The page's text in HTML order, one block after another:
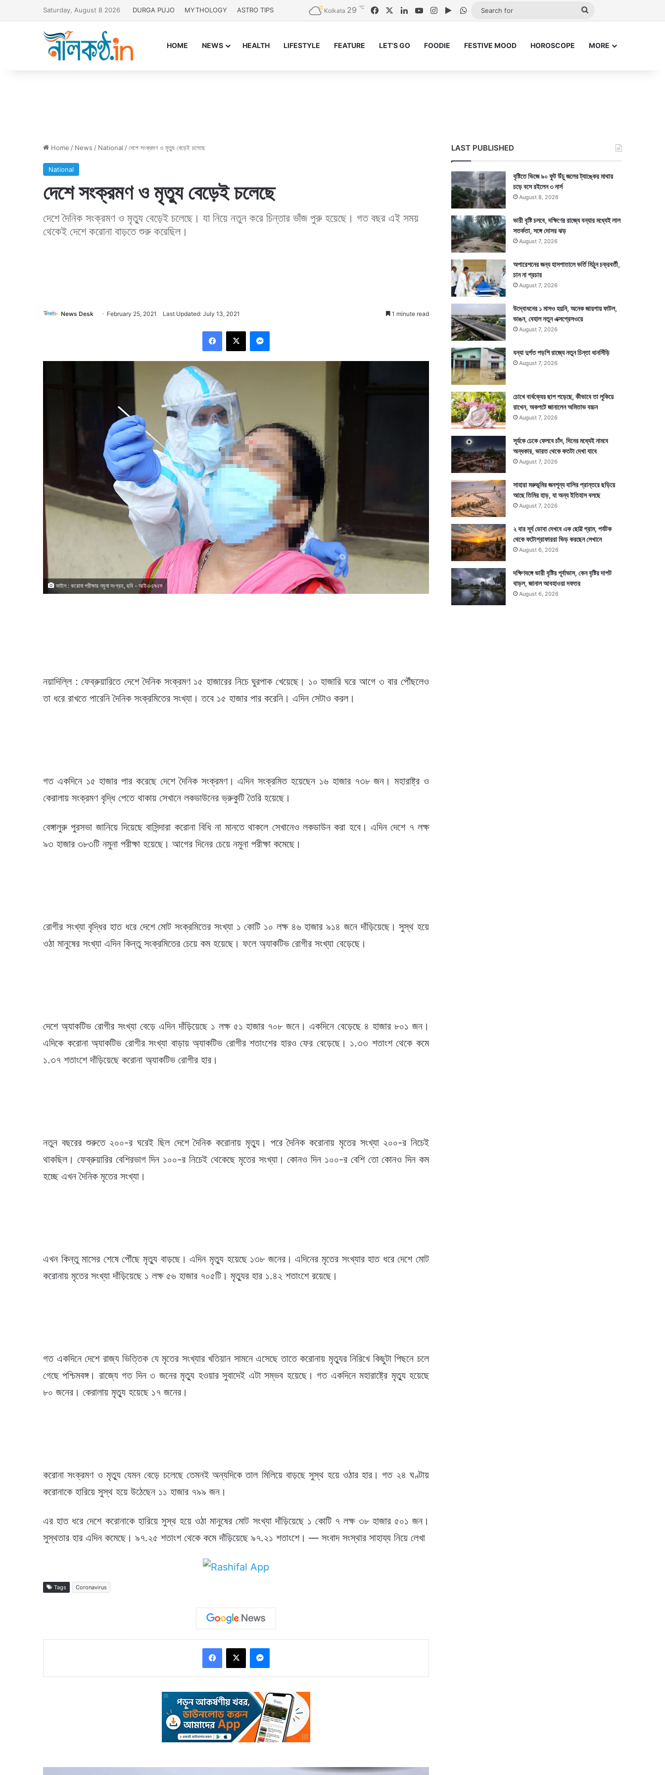
Saturday, August 8 2026 DURGA PUJO MYTHOLOGY ASTRO TIPS Kolkata 29 ℃ FacebookLinkedInYouTubeInstagramGoogle Play
WhatsApp
Search
HOME NEWS HEALTH LIFESTYLE FEATURE LET’S GO FOODIE FESTIVE MOOD HOROSCOPE MORE
Home / News / National /দেশে সংক্রমণ ও মৃত্যু বেড়েই চলেছে
National
দেশে সংক্রমণ ও মৃত্যু বেড়েই চলেছে
দেশে দৈনিক সংক্রমণ ও মৃত্যু বেড়েই চলেছে। যা নিয়ে নতুন করে চিন্তার ভাঁজ পুরু হয়েছে। গত বছর এই সময়
থেকেই দেশে করোনা বাড়তে শুরু করেছিল।
News Desk February 25, 2021 Last Updated: July 13, 2021 1 minute read
ফাইল : করোনা পরীক্ষার নমুনা সংগ্রহ, ছবি - আইএএনএস
নয়াদিল্লি : ফেব্রুয়ারিতে দেশে দৈনিক সংক্রমণ ১৫ হাজারের নিচে ঘুরপাক খেয়েছে। ১০ হাজারি ঘরে আগে ৩ বার পৌঁছলেও
তা ধরে রাখতে পারেনি দৈনিক সংক্রমিতের সংখ্যা। তবে ১৫ হাজার পার করেনি। এদিন সেটাও করল।
গত একদিনে ১৫ হাজার পার করেছে দেশে দৈনিক সংক্রমণ। এদিন সংক্রমিত হয়েছেন ১৬ হাজার ৭৩৮ জন। মহারাষ্ট্র ও
কেরালায় সংক্রমণ বৃদ্ধি পেতে থাকায় সেখানে লকডাউনের ভ্রুকুটি তৈরি হয়েছে।
বেঙ্গালুরু পুরসভা জানিয়ে দিয়েছে বাসিন্দারা করোনা বিধি না মানতে থাকলে সেখানেও লকডাউন করা হবে। এদিন দেশে ৭ লক্ষ
৯৩ হাজার ৩৮৩টি নমুনা পরীক্ষা হয়েছে। আগের দিনের চেয়ে নমুনা পরীক্ষা কমেছে।
রোগীর সংখ্যা বৃদ্ধির হাত ধরে দেশে মোট সংক্রমিতের সংখ্যা ১ কোটি ১০ লক্ষ ৪৬ হাজার ৯১৪ জনে দাঁড়িয়েছে। সুস্থ হয়ে
ওঠা মানুষের সংখ্যা এদিন কিন্তু সংক্রমিতের চেয়ে কম হয়েছে। ফলে অ্যাকটিভ রোগীর সংখ্যা বেড়েছে।
দেশে অ্যাকটিভ রোগীর সংখ্যা বেড়ে এদিন দাঁড়িয়েছে ১ লক্ষ ৫১ হাজার ৭০৮ জনে। একদিনে বেড়েছে ৪ হাজার ৮০১ জন।
এদিকে করোনা অ্যাকটিভ রোগীর সংখ্যা বাড়ায় অ্যাকটিভ রোগীর শতাংশের হারও ফের বেড়েছে। ১.৩৩ শতাংশ থেকে কমে
১.৩৭ শতাংশে দাঁড়িয়েছে করোনা অ্যাকটিভ রোগীর হার।
নতুন বছরের শুরুতে ২০০-র ঘরেই ছিল দেশে দৈনিক করোনায় মৃত্যু। পরে দৈনিক করোনায় মৃতের সংখ্যা ২০০-র নিচেই
থাকছিল। ফেব্রুয়ারির বেশিরভাগ দিন ১০০-র নিচেই থেকেছে মৃতের সংখ্যা। কোনও দিন ১০০-র বেশি তো কোনও দিন কম
হচ্ছে এখন দৈনিক মৃতের সংখ্যা।
এখন কিন্তু মাসের শেষে পৌঁছে মৃত্যু বাড়ছে। এদিন মৃত্যু হয়েছে ১৩৮ জনের। এদিনের মৃতের সংখ্যার হাত ধরে দেশে মোট
করোনায় মৃতের সংখ্যা দাঁড়িয়েছে ১ লক্ষ ৫৬ হাজার ৭০৫টি। মৃত্যুর হার ১.৪২ শতাংশে রয়েছে।
গত একদিনে দেশে রাজ্য ভিত্তিক যে মৃতের সংখ্যার খতিয়ান সামনে এসেছে তাতে করোনায় মৃত্যুর নিরিখে কিছুটা পিছনে চলে
গেছে পশ্চিমবঙ্গ। রাজ্যে গত দিন ৩ জনের মৃত্যু হওয়ার সুবাদেই এটা সম্ভব হয়েছে। গত একদিনে মহারাষ্ট্রে মৃত্যু হয়েছে
৮০ জনের। কেরালায় মৃত্যু হয়েছে ১৭ জনের।
করোনা সংক্রমণ ও মৃত্যু যেমন বেড়ে চলেছে তেমনই অন্যদিকে তাল মিলিয়ে বাড়ছে সুস্থ হয়ে ওঠার হার। গত ২৪ ঘণ্টায়
করোনাকে হারিয়ে সুস্থ হয়ে উঠেছেন ১১ হাজার ৭৯৯ জন।
এর হাত ধরে দেশে করোনাকে হারিয়ে সুস্থ হয়ে ওঠা মানুষের মোট সংখ্যা দাঁড়িয়েছে ১ কোটি ৭ লক্ষ ৩৮ হাজার ৫০১ জন।
সুস্থতার হার এদিন কমেছে। ৯৭.২৫ শতাংশ থেকে কমে দাঁড়িয়েছে ৯৭.২১ শতাংশে। — সংবাদ সংস্থার সাহায্য নিয়ে লেখা
Tags Coronavirus
LAST PUBLISHED
বৃষ্টিতে ভিজে ৯০ ফুট উঁচু জলের ট্যাঙ্কের মাথায়
চড়ে বসে রইলেন ৩ নার্স
August 8, 2026
ভারী বৃষ্টি চলবে, দক্ষিণের রাজ্যে বন্যার মধ্যেই লাল
সতর্কতা, সঙ্গে দোসর ঝড়
August 7, 2026
অপারেশনের জন্য হাসপাতালে ভর্তি মিঠুন চক্রবর্তী,
চান না প্রচার
August 7, 2026
উদ্বোধনের ১ মাসও হয়নি, অনেক জায়গায় ফাটল,
ভাঙন, বেহাল নতুন এক্সপ্রেসওয়ে
August 7, 2026
বন্যা দুর্গত পড়শি রাজ্যে নতুন চিন্তা ধানসিঁড়ি
August 7, 2026
চোখে বার্ধক্যের ছাপ পড়েছে, কীভাবে তা লুকিয়ে
রাখেন, অকপটে জানালেন অমিতাভ বচ্চন
August 7, 2026
সূর্যকে ঢেকে ফেলবে চাঁদ, দিনের মধ্যেই নামবে
অন্ধকার, ভারত থেকে কতটা দেখা যাবে
August 7, 2026
সাহারা মরুভূমির জনশূন্য বালির প্রান্তরে ছড়িয়ে
আছে তিমির হাড়, যা অন্য ইতিহাস বলছে
August 7, 2026
২ বার সূর্য ডোবা দেখবে এক ছোট্ট গ্রাম, পর্যটক
থেকে ফটোগ্রাফাররা ভিড় করছেন সেখানে
August 6, 2026
দক্ষিণবঙ্গে ভারী বৃষ্টির পূর্বাভাস, কেন বৃষ্টির দাপট
বাড়ল, জানাল আবহাওয়া দফতর
August 6, 2026